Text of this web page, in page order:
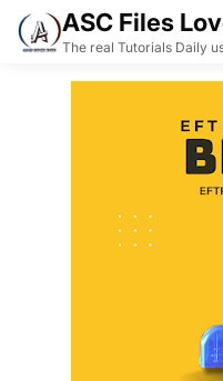
ASC Files
The real Tutorials Daily